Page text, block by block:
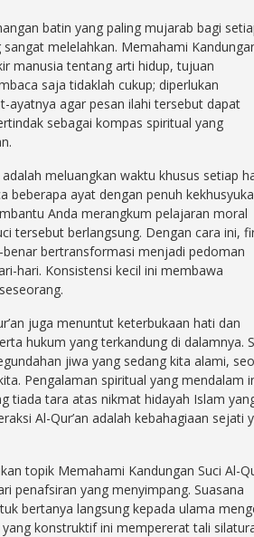
batin yang paling mujarab bagi
melelahkan. Memahami
manusia tentang arti hidup, tujuan
saja tidaklah cukup; diperlukan
ayatnya agar pesan ilahi tersebut dapat
sebagai kompas spiritual yang
meluangkan waktu khusus setiap
beberapa ayat dengan penuh
Anda merangkum pelajaran moral
tersebut berlangsung. Dengan cara ini,
bertransformasi menjadi pedoman
hari. Konsistensi kecil ini membawa
juga menuntut keterbukaan hati dan
hukum yang terkandung di dalamnya.
jiwa yang sedang kita alami,
Pengalaman spiritual yang mendalam
tiada tara atas nikmat hidayah Islam
Al-Qur’an adalah kebahagiaan sejati
topik Memahami Kandungan Suci Al-
penafsiran yang menyimpang. Suasana
bertanya langsung kepada ulama
konstruktif ini mempererat tali